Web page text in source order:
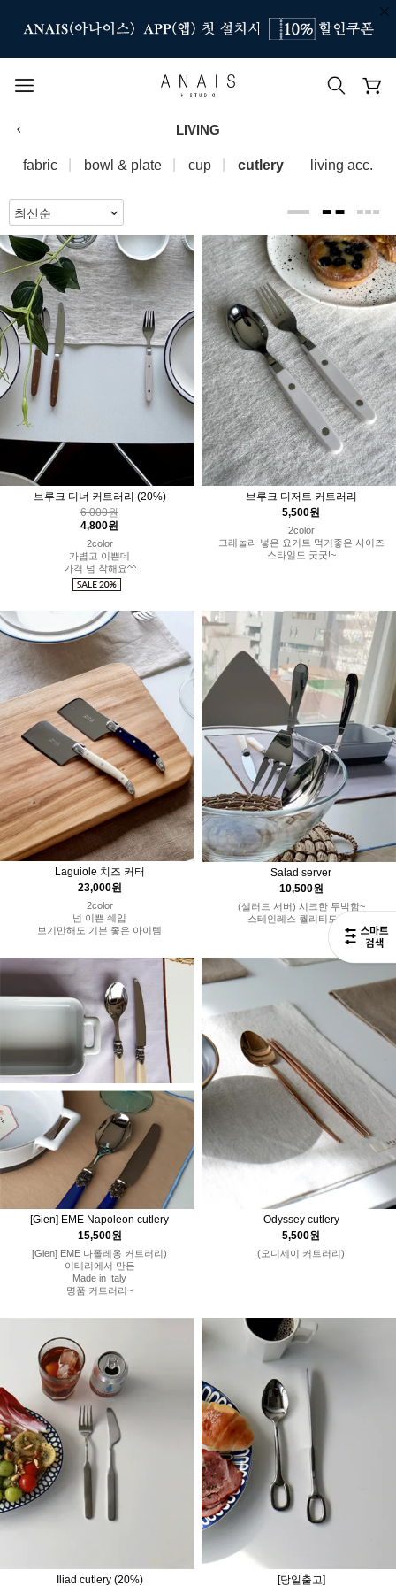
#MD추천
LIVING
fabric bowl & plate cup cutlery living acc.
브루크 디너 커트러리 (20%)
6,000원
4,800원
2color
가볍고 이쁜데
가격 넘 착해요^^
브루크 디저트 커트러리
5,500원
2color
그래놀라 넣은 요거트 먹기좋은 사이즈
스타일도 굿굿!~
Laguiole 치즈 커터
23,000원
2color
넘 이쁜 쉐입
보기만해도 기분 좋은 아이템
Salad server
10,500원
(샐러드 서버) 시크한 투박함~
스테인레스 퀄리티도 굿~
[Gien] EME Napoleon cutlery
15,500원
[Gien] EME 나폴레옹 커트러리)
이태리에서 만든
Made in Italy
명품 커트러리~
Odyssey cutlery
5,500원
(오디세이 커트러리)
Iliad cutlery (20%) [당일출고]